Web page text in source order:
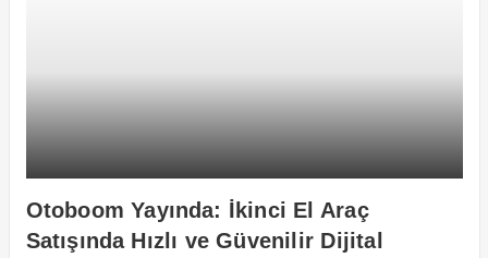
Otoboom Yayında: İkinci El Araç
Satışında Hızlı ve Güvenilir Dijital